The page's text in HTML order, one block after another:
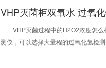
VHP灭菌柜双氧水 过氧
VHP灭菌过程中的H2O2浓度怎
测仪，可以选择大量程的过氧化氢检